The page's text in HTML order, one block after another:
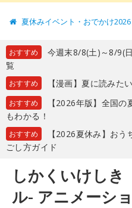
夏休みイベント・おでかけ2026
おすすめ
今週末8/8(土)～8/9(
覧
おすすめ 【漫画】夏に読みた
おすすめ
【2026年版】全国
もわかる！
おすすめ
【2026夏休み】お
ごし方ガイド
しかくいけし
ル- アニメーシ